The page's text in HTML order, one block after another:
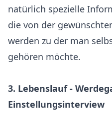
natürlich spezielle
die von der
werden zu der man
gehören möchte.
3. Lebenslauf -
Einstellungsinterview